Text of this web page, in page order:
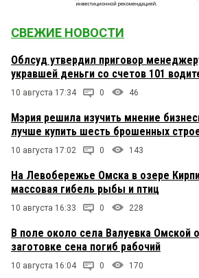
СВЕЖИЕ НОВОСТИ
Облсуд утвердил приговор
укравшей деньги со счетов 101
10 августа 17:34 0 46
Мэрия решила изучить мнение
лучше купить шесть брошенных
10 августа 17:02 0 143
На Левобережье Омска в озере
массовая гибель рыбы и птиц
10 августа 16:33 0 228
В поле около села Валуевка Омской
заготовке сена погиб рабочий
10 августа 16:04 0 170